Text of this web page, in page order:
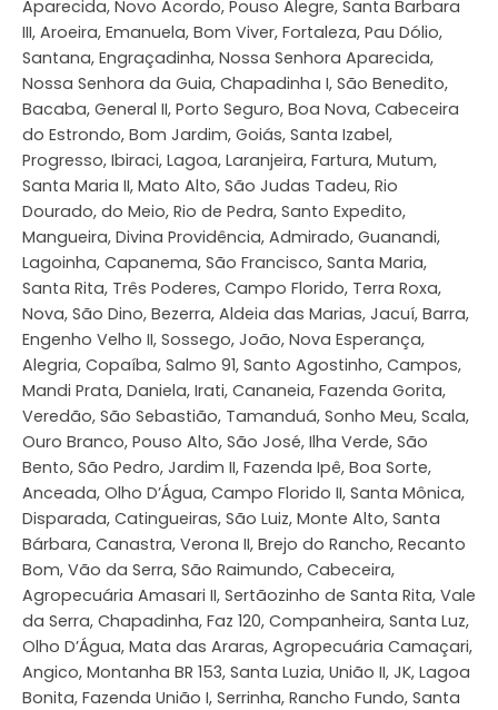
Aparecida, Novo Acordo, Pouso Alegre, Santa Barbara
III, Aroeira, Emanuela, Bom Viver, Fortaleza, Pau Dólio,
Santana, Engraçadinha, Nossa Senhora Aparecida,
Nossa Senhora da Guia, Chapadinha I, São Benedito,
Bacaba, General II, Porto Seguro, Boa Nova, Cabeceira
do Estrondo, Bom Jardim, Goiás, Santa Izabel,
Progresso, Ibiraci, Lagoa, Laranjeira, Fartura, Mutum,
Santa Maria II, Mato Alto, São Judas Tadeu, Rio
Dourado, do Meio, Rio de Pedra, Santo Expedito,
Mangueira, Divina Providência, Admirado, Guanandi,
Lagoinha, Capanema, São Francisco, Santa Maria,
Santa Rita, Três Poderes, Campo Florido, Terra Roxa,
Nova, São Dino, Bezerra, Aldeia das Marias, Jacuí, Barra,
Engenho Velho II, Sossego, João, Nova Esperança,
Alegria, Copaíba, Salmo 91, Santo Agostinho, Campos,
Mandi Prata, Daniela, Irati, Cananeia, Fazenda Gorita,
Veredão, São Sebastião, Tamanduá, Sonho Meu, Scala,
Ouro Branco, Pouso Alto, São José, Ilha Verde, São
Bento, São Pedro, Jardim II, Fazenda Ipê, Boa Sorte,
Anceada, Olho D’Água, Campo Florido II, Santa Mônica,
Disparada, Catingueiras, São Luiz, Monte Alto, Santa
Bárbara, Canastra, Verona II, Brejo do Rancho, Recanto
Bom, Vão da Serra, São Raimundo, Cabeceira,
Agropecuária Amasari II, Sertãozinho de Santa Rita, Vale
da Serra, Chapadinha, Faz 120, Companheira, Santa Luz,
Olho D’Água, Mata das Araras, Agropecuária Camaçari,
Angico, Montanha BR 153, Santa Luzia, União II, JK, Lagoa
Bonita, Fazenda União I, Serrinha, Rancho Fundo, Santa